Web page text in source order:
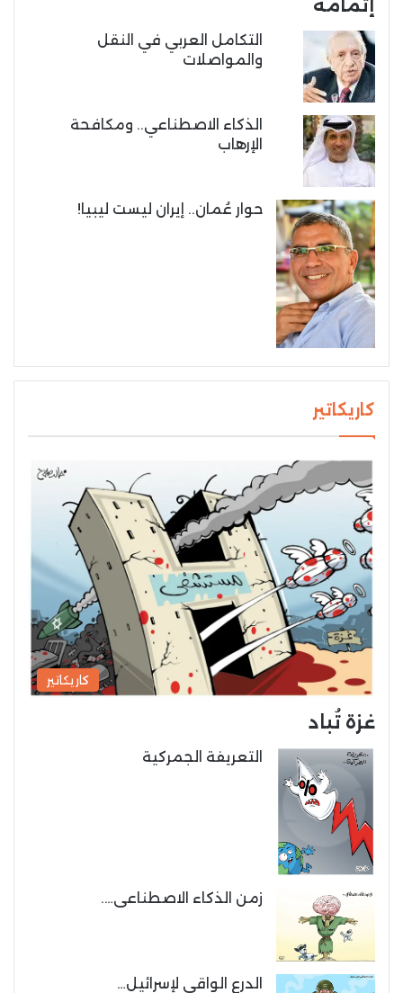
إتمامه
التكامل العربي في النقل
والمواصلات
الذكاء الاصطناعي.. ومكافحة
الإرهاب
حوار عُمان.. إيران ليست ليبيا!
كاريكاتير
كاريكاتير
غزة تُباد
التعريفة الجمركية
زمن الذكاء الاصطناعى….
الدرع الواقي لإسرائيل…